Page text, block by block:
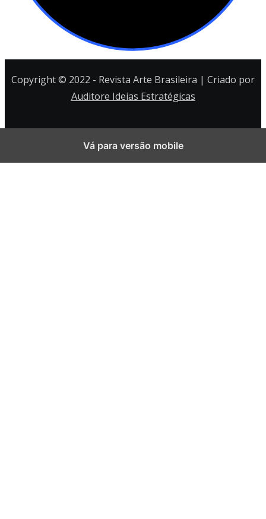
Copyright © 2022 - Revista Arte Brasileira | Criado por
Auditore Ideias Estratégicas
Vá para versão mobile